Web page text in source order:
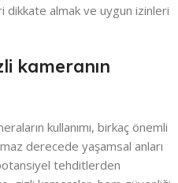
dikkate almak ve uygun izinleri
kameranın
kullanımı, birkaç önemli
derecede yaşamsal anları
tehditlerden